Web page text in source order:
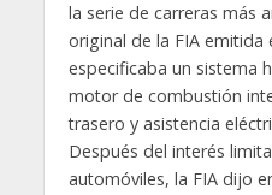
la serie de carreras más
original de la FIA emitida
especificaba un sistema
motor de combustión
trasero y asistencia
Después del interés
automóviles, la FIA dijo